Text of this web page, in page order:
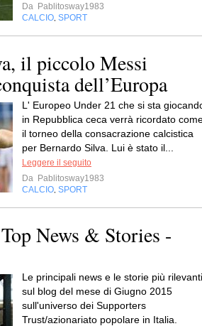
Da Pablitosway1983
CALCIO SPORT
il piccolo Messi
dell’Europa
L' Europeo Under 21 che si sta
in Repubblica ceca verrà ricordato
il torneo della consacrazione calcistica
per Bernardo Silva. Lui è stato il...
Leggere il seguito
Da Pablitosway1983
CALCIO SPORT
News & Stories -
Le principali news e le storie più rilevanti
sul blog del mese di Giugno 2015
sull'universo dei Supporters
Trust/azionariato popolare in Italia.